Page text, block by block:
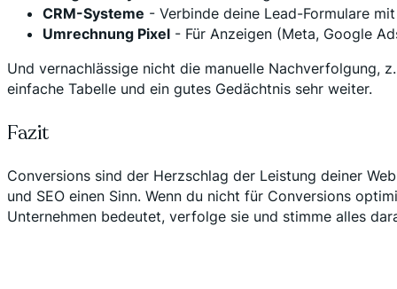
CRM-Systeme - Verbinde deine Lead-Formulare
Umrechnung Pixel - Für Anzeigen (Meta, Google
Und vernachlässige nicht die manuelle Nachverfolgung,
einfache Tabelle und ein gutes Gedächtnis sehr weiter.
Fazit
Conversions sind der Herzschlag der Leistung deiner
und SEO einen Sinn. Wenn du nicht für Conversions
Unternehmen bedeutet, verfolge sie und stimme alles